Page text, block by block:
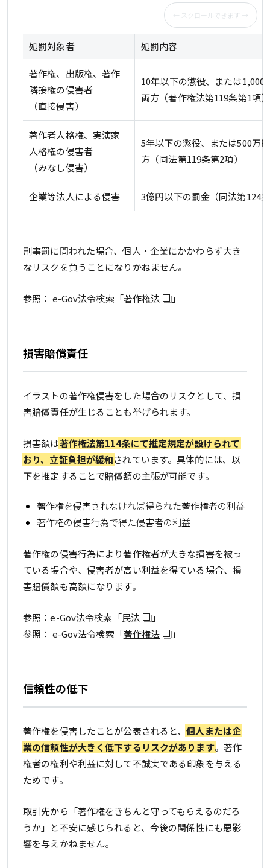
処罰対象者 処罰内容
著作権、出版権、著作
隣接権の侵害者
（直接侵害）
10年以下の懲役、または1,000
両方（著作権法第119条第1項）
著作者人格権、実演家
人格権の侵害者
（みなし侵害）
5年以下の懲役、または500万
方（同法第119条第2項）
企業等法人による侵害 3億円以下の罰金（同法第124
刑事罰に問われた場合、個人・企業にかかわらず大き
なリスクを負うことになりかねません。
参照： e-Gov法令検索「著作権法 」
損害賠償責任
イラストの著作権侵害をした場合のリスクとして、損
害賠償責任が生じることも挙げられます。
損害額は著作権法第114条にて推定規定が設けられて
おり、立証負担が緩和されています。具体的には、以
下を推定することで賠償額の主張が可能です。
著作権を侵害されなければ得られた著作権者の利益
著作権の侵害行為で得た侵害者の利益
著作権の侵害行為により著作権者が大きな損害を被っ
ている場合や、侵害者が高い利益を得ている場合、損
害賠償額も高額になります。
参照：e-Gov法令検索「民法
」
参照： e-Gov法令検索「著作権法 」
信頼性の低下
著作権を侵害したことが公表されると、個人または企
業の信頼性が大きく低下するリスクがあります。著作
権者の権利や利益に対して不誠実である印象を与える
ためです。
取引先から「著作権をきちんと守ってもらえるのだろ
うか」と不安に感じられると、今後の関係性にも悪影
響を与えかねません。